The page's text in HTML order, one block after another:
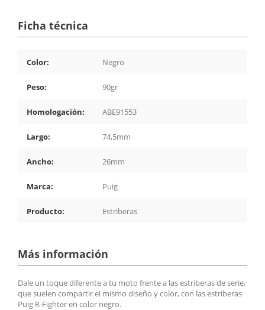
Ficha técnica
Color: Negro
Peso: 90gr
Homologación: ABE91553
Largo: 74,5mm
Ancho: 26mm
Marca: Puig
Producto: Estriberas
Más información
Dale un toque diferente a tu moto frente a las estriberas de serie,
que suelen compartir el mismo diseño y color, con las estriberas
Puig R-Fighter en color negro.